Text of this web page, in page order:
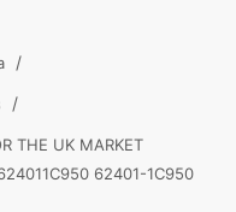
/
/
THE UK MARKET
62401-1C950